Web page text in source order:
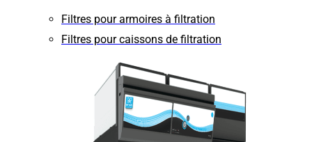
Filtres pour armoires à filtration
Filtres pour caissons de filtration